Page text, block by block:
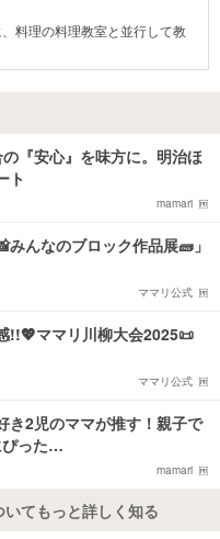
料理の料理教室と並行して教
『安心』を味方に。明治ほ
ト
mamari
んなのブロック作品展🧱」
ママリ公式
!!💖ママリ川柳大会2025📜
ママリ公式
き2児のママが推す！親子で
ぴった…
mamari
いてもっと詳しく知る